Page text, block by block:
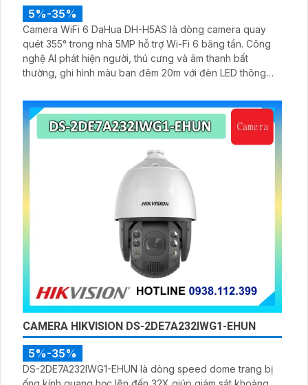
5%-35%
Camera WiFi 6 DaHua DH-H5AS là dòng camera quay
quét 355° trong nhà 5MP hỗ trợ Wi-Fi 6 băng tần. Công
nghệ AI phát hiện người, thú cưng và âm thanh bất
thường, ghi hình màu ban đêm 20m với đèn LED thông
dụng DMSS,
CAMERA HIKVISION DS-2DE7A232IWG1-EHUN
5%-35%
DS-2DE7A232IWG1-EHUN là dòng speed dome trang bị